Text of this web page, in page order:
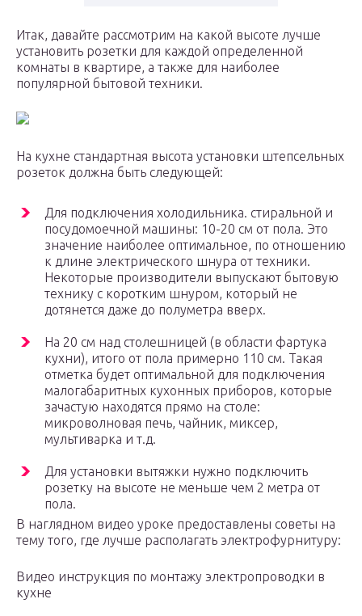
Итак, давайте рассмотрим на какой высоте лучше
установить розетки для каждой определенной
комнаты в квартире, а также для наиболее
популярной бытовой техники.
На кухне стандартная высота установки штепсельных
розеток должна быть следующей:
Для подключения холодильника. стиральной и
посудомоечной машины: 10-20 см от пола. Это
значение наиболее оптимальное, по отношению
к длине электрического шнура от техники.
Некоторые производители выпускают бытовую
технику с коротким шнуром, который не
дотянется даже до полуметра вверх.
На 20 см над столешницей (в области фартука
кухни), итого от пола примерно 110 см. Такая
отметка будет оптимальной для подключения
малогабаритных кухонных приборов, которые
зачастую находятся прямо на столе:
микроволновая печь, чайник, миксер,
мультиварка и т.д.
Для установки вытяжки нужно подключить
розетку на высоте не меньше чем 2 метра от
пола.
В наглядном видео уроке предоставлены советы на
тему того, где лучше располагать электрофурнитуру:
Видео инструкция по монтажу электропроводки в
кухне